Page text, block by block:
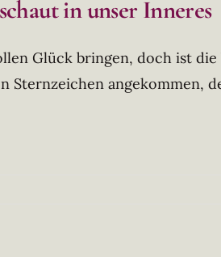
in unser Inneres
Glück bringen, doch ist
angekommen,